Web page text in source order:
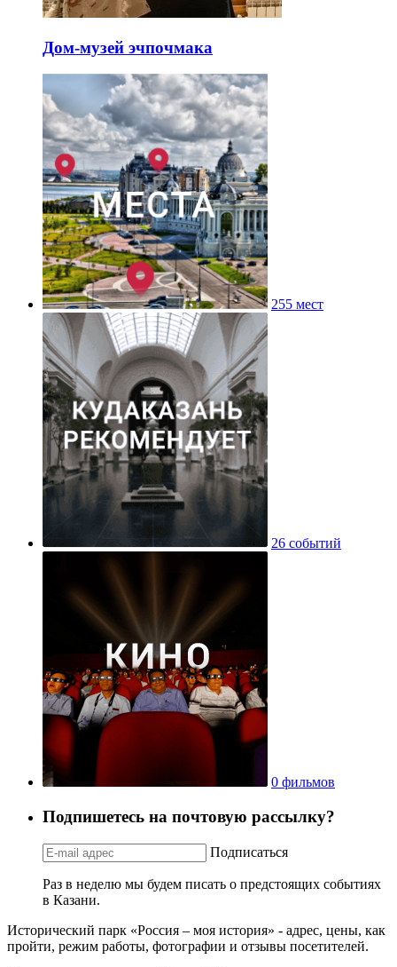
Дом-музей эчпочмака
255 мест
26 событий
0 фильмов
Подпишетесь на почтовую рассылку?
Подписаться
Раз в неделю мы будем писать о предстоящих событиях
в Казани.
Исторический парк «Россия – моя история» - адрес, цены, как
пройти, режим работы, фотографии и отзывы посетителей.